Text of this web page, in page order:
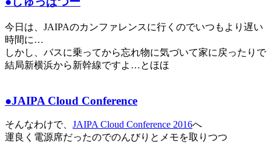
今日は、JAIPAのカンファレンスに行くのでいつもより遅い
時間に…
しかし、バスに乗ってから忘れ物に気づいて家に戻ったりで
結局新横浜から新幹線ですよ…とほほ
●JAIPA Cloud Conference
そんなわけで、 JAIPA Cloud Conference 2016へ
運良く電源席だったのでのんびりとメモを取りつつ